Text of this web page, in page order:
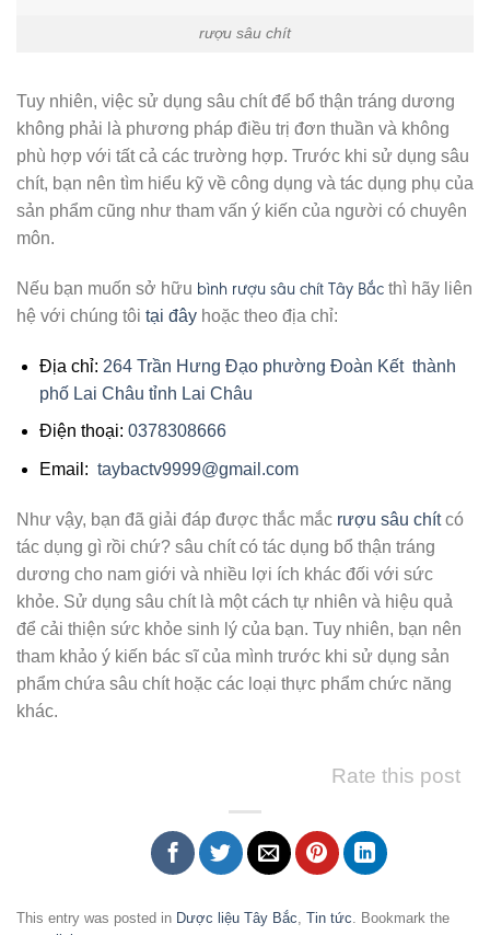
rượu sâu chít
Tuy nhiên, việc sử dụng sâu chít để bổ thận tráng dương
không phải là phương pháp điều trị đơn thuần và không
phù hợp với tất cả các trường hợp. Trước khi sử dụng sâu
chít, bạn nên tìm hiểu kỹ về công dụng và tác dụng phụ của
sản phẩm cũng như tham vấn ý kiến của người có chuyên
môn.
Nếu bạn muốn sở hữu bình rượu sâu chít Tây Bắc thì hãy liên
hệ với chúng tôi tại đây hoặc theo địa chỉ:
Địa chỉ: 264 Trần Hưng Đạo phường Đoàn Kết thành
phố Lai Châu tỉnh Lai Châu
Điện thoại: 0378308666
Email: taybactv9999@gmail.com
Như vậy, bạn đã giải đáp được thắc mắc rượu sâu chítcó
tác dụng gì rồi chứ? sâu chít có tác dụng bổ thận tráng
dương cho nam giới và nhiều lợi ích khác đối với sức
khỏe. Sử dụng sâu chít là một cách tự nhiên và hiệu quả
để cải thiện sức khỏe sinh lý của bạn. Tuy nhiên, bạn nên
tham khảo ý kiến ​​bác sĩ của mình trước khi sử dụng sản
phẩm chứa sâu chít hoặc các loại thực phẩm chức năng
khác.
Rate this post
This entry was posted in Dược liệu Tây Bắc, Tin tức. Bookmark the